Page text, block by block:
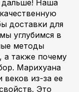
дальше! Наша
доставки для
углубимся в
методы
а также почему
Марихуана
веков из-за ее
Это